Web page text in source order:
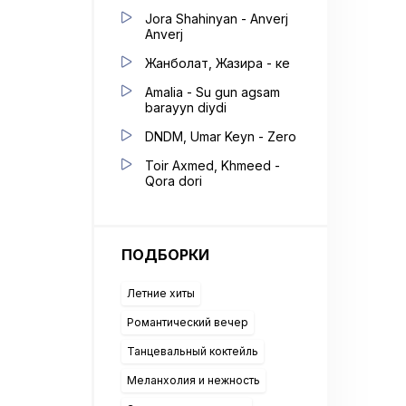
Jora Shahinyan - Anverj
Anverj
Жанболат, Жазира - Әке
Amalia - Su gun agsam
barayyn diydi
DNDM, Umar Keyn - Zero
Toir Axmed, Khmeed -
Qora dori
ПОДБОРКИ
Летние хиты
Романтический вечер
Танцевальный коктейль
Меланхолия и нежность